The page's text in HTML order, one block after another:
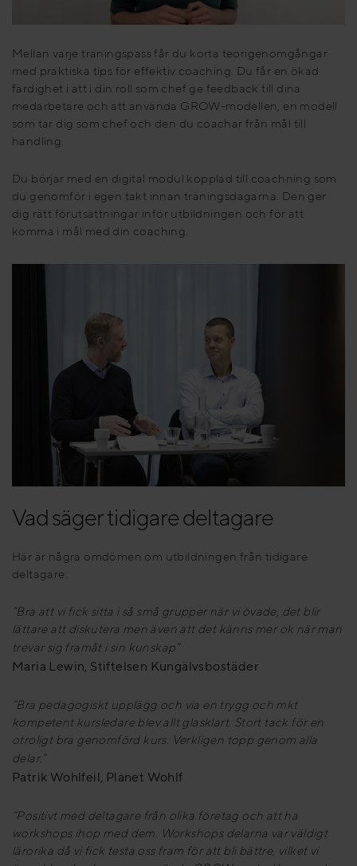
Mellan varje träningspass får du korta teorigenomgångar
med praktiska tips för effektiv coaching. Du får en ökad
färdighet i att i din roll som chef ge feedback till dina
medarbetare och att använda GROW-modellen, en modell
som tar dig som chef och den du coachar från mål till
handling.
Du börjar med en digital modul kopplad till coachning som
du genomför i egen takt innan träningsdagarna. Den ger
dig rätt förutsättningar inför utbildningen och för att
komma i mål med din coaching.
Vad säger tidigare deltagare
Här är några omdömen om utbildningen från tidigare
deltagare:
”Bra att vi fick sitta i så små grupper när vi övade, det blir
lättare att diskutera men även att det känns mer ok när man
trevar sig framåt i sin kunskap”
Maria Lewin, Stiftelsen Kungälvsbostäder
”Bra pedagogiskt upplägg och via en trygg och mkt
kompetent kursledare blev allt glasklart. Stort tack för en
otroligt bra genomförd kurs. Verkligen topp genom alla
delar.”
Patrik Wohlfeil, Planet Wohlf
”Positivt med deltagare från olika företag och att ha
workshops ihop med dem. Workshops delarna var väldigt
lärorika då vi fick testa oss fram för att bli bättre, vilket vi